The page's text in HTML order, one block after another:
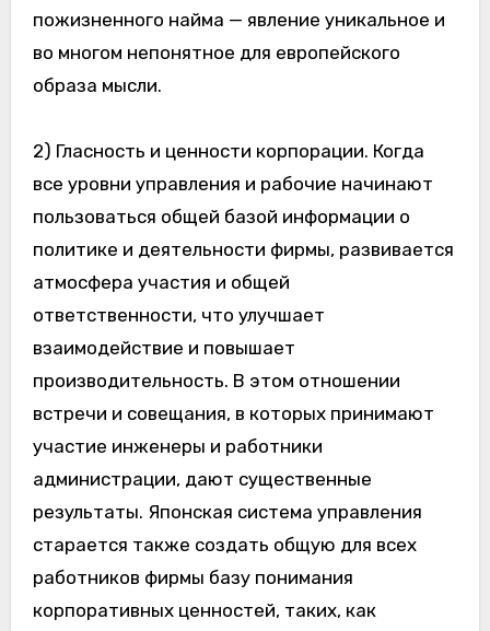
пожизненного найма — явление уникальное и
во многом непонятное для европейского
образа мысли.
2) Гласность и ценности корпорации. Когда
все уровни управления и рабочие начинают
пользоваться общей базой информации о
политике и деятельности фирмы, развивается
атмосфера участия и общей
ответственности, что улучшает
взаимодействие и повышает
производительность. В этом отношении
встречи и совещания, в которых принимают
участие инженеры и работники
администрации, дают существенные
результаты. Японская система управления
старается также создать общую для всех
работников фирмы базу понимания
корпоративных ценностей, таких, как